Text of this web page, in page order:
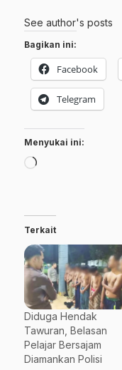
See author's posts
Bagikan ini:
Facebook
Telegram
Menyukai ini:
Memuat...
Terkait
Diduga Hendak
Tawuran, Belasan
Pelajar Bersajam
Diamankan Polisi